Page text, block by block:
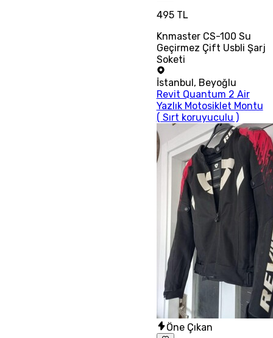
495 TL
Knmaster CS-100 Su
Geçirmez Çift Usbli Şarj
Soketi
İstanbul, Beyoğlu
Revit Quantum 2 Air
Yazlık Motosiklet Montu
( Sırt koruyuculu )
Öne Çıkan